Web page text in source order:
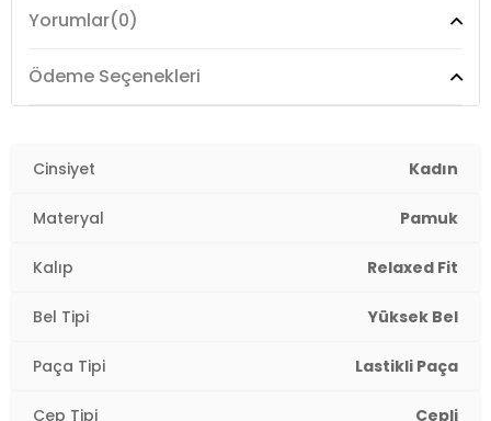
Yorumlar(0)
Ödeme Seçenekleri
Cinsiyet Kadın
Materyal Pamuk
Kalıp Relaxed Fit
Bel Tipi Yüksek Bel
Paça Tipi Lastikli Paça
Cep Tipi Cepli